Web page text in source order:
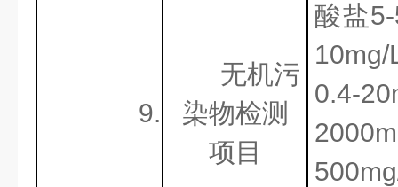
9.
无机污
染物检测
项目
酸盐
10mg/
0.4-